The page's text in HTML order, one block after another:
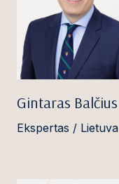
Gintaras Balčius
Ekspertas / Lietuva